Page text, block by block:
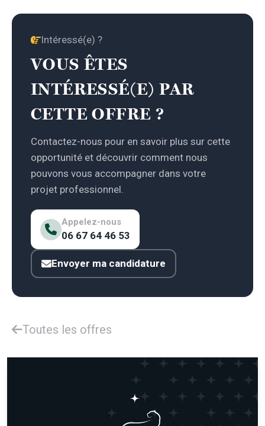
Intéressé(e) ?
VOUS ÊTES
INTÉRESSÉ(E) PAR
CETTE OFFRE ?
Contactez-nous pour en savoir plus sur cette
opportunité et découvrir comment nous
pouvons vous accompagner dans votre
projet professionnel.
Appelez-nous
06 67 64 46 53
Envoyer ma candidature
Toutes les offres